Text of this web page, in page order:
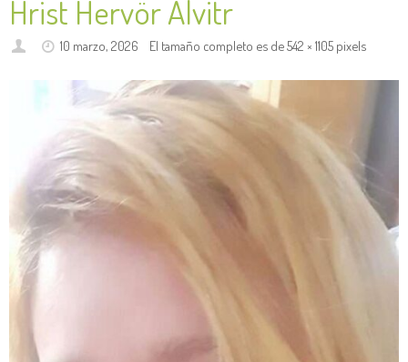
Hrist Hervör Alvitr
10 marzo, 2026 El tamaño completo es de542 × 1105pixels